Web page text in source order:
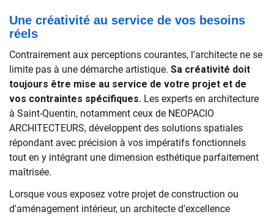
Une créativité au service de vos besoins
réels
Contrairement aux perceptions courantes, l'architecte ne se
limite pas à une démarche artistique. Sa créativité doit
toujours être mise au service de votre projet et de
vos contraintes spécifiques. Les experts en architecture
à Saint-Quentin, notamment ceux de NEOPACIO
ARCHITECTEURS, développent des solutions spatiales
répondant avec précision à vos impératifs fonctionnels
tout en y intégrant une dimension esthétique parfaitement
maîtrisée.
Lorsque vous exposez votre projet de construction ou
d'aménagement intérieur, un architecte d'excellence